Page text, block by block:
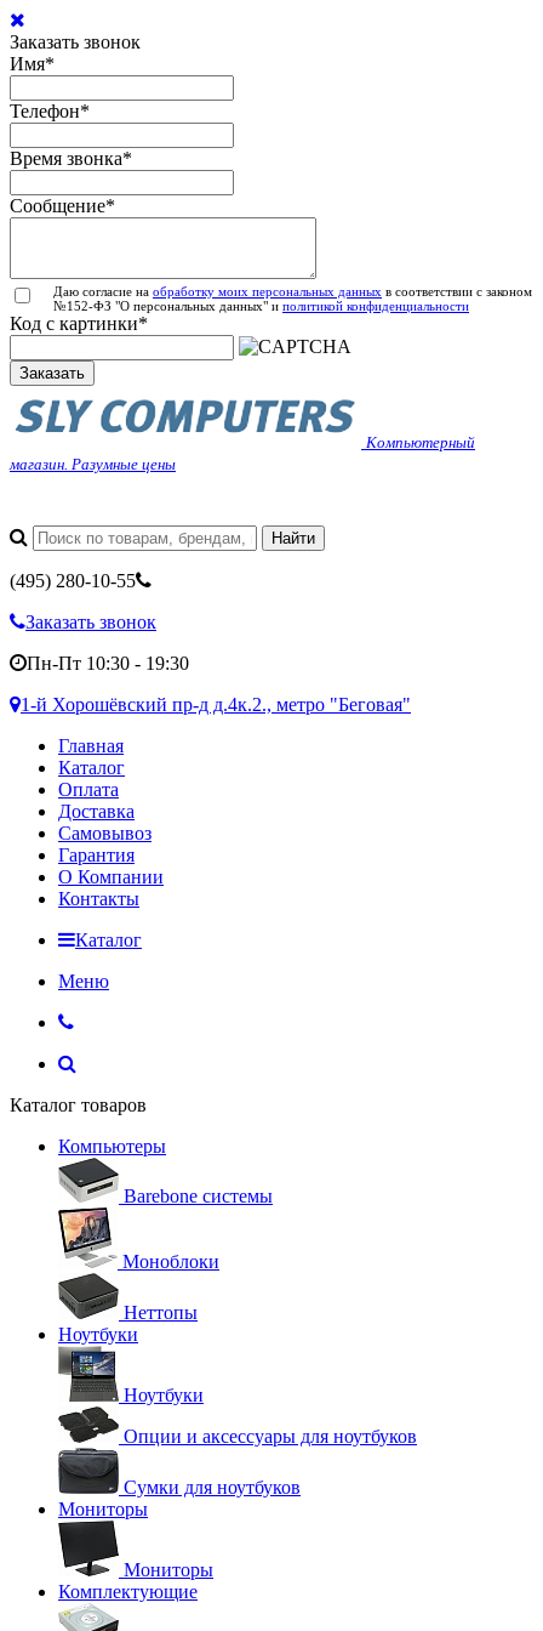
Заказать звонок
Имя*
Телефон*
Время звонка*
Сообщение*
Даю согласие на обработку моих персональных данных в соответствии с законом
№152-ФЗ "О персональных данных" и политикой конфиденциальности
Код с картинки*
Заказать
Компьютерный
магазин. Разумные цены
(495) 280-10-55
Заказать звонок
Пн-Пт 10:30 - 19:30
1-й Хорошёвский пр-д д.4к.2., метро "Беговая"
Главная
Каталог
Оплата
Доставка
Самовывоз
Гарантия
О Компании
Контакты
Каталог
Меню
Каталог товаров
Компьютеры
Barebone системы
Моноблоки
Неттопы
Ноутбуки
Ноутбуки
Опции и аксессуары для ноутбуков
Сумки для ноутбуков
Мониторы
Мониторы
Комплектующие